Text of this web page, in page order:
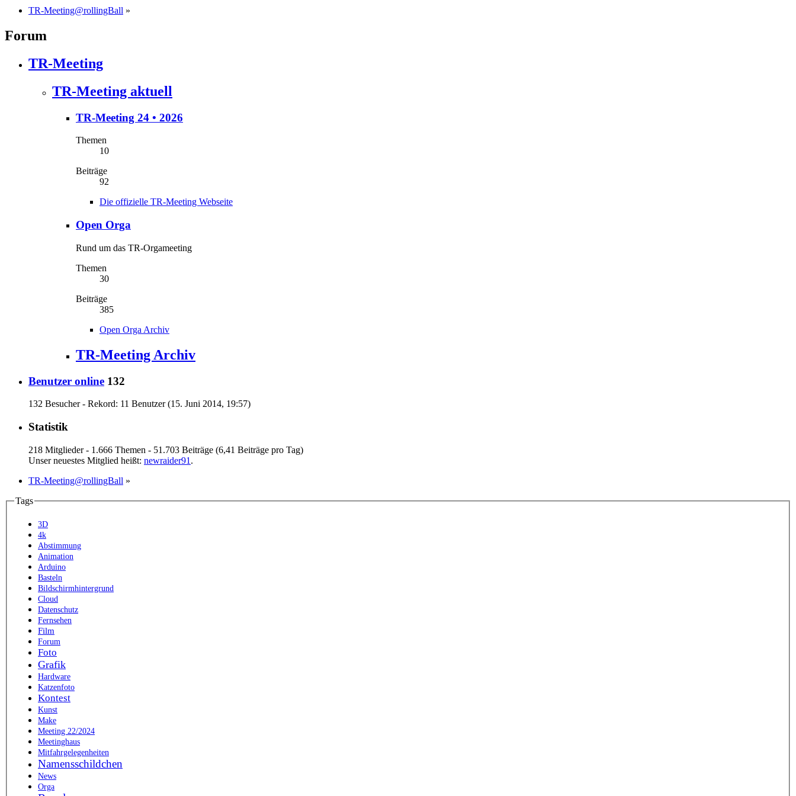
TR-Meeting@rollingBall »
Forum
TR-Meeting
TR-Meeting aktuell
TR-Meeting 24 • 2026
Themen
10
Beiträge
92
Die offizielle TR-Meeting Webseite
Open Orga
Rund um das TR-Orgameeting
Themen
30
Beiträge
385
Open Orga Archiv
TR-Meeting Archiv
Benutzer online 132
132 Besucher - Rekord: 11 Benutzer (15. Juni 2014, 19:57)
Statistik
218 Mitglieder - 1.666 Themen - 51.703 Beiträge (6,41 Beiträge pro Tag)
Unser neuestes Mitglied heißt: newraider91 .
TR-Meeting@rollingBall »
Tags
3D
4k
Abstimmung
Animation
Arduino
Basteln
Bildschirmhintergrund
Cloud
Datenschutz
Fernsehen
Film
Forum
Foto
Grafik
Hardware
Katzenfoto
Kontest
Kunst
Make
Meeting 22/2024
Meetinghaus
Mitfahrgelegenheiten
Namensschildchen
News
Orga